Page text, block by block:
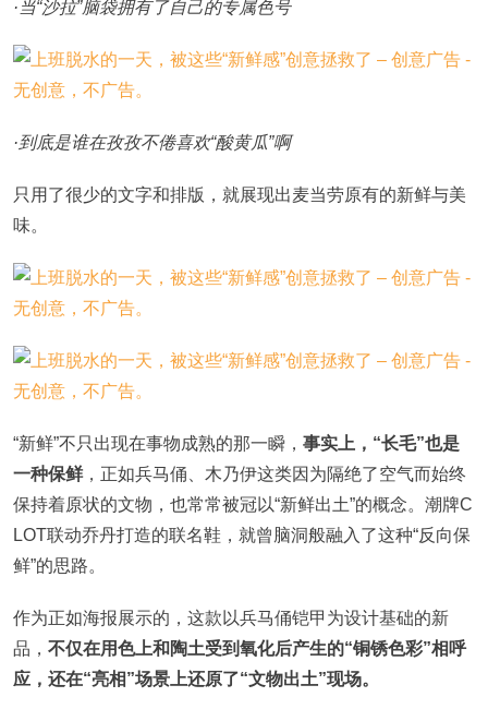
·当“沙拉”脑袋拥有了自己的专属色号
·到底是谁在孜孜不倦喜欢“酸黄瓜”啊
只用了很少的文字和排版，就展现出麦当劳原有的新鲜与美
味。
“新鲜”不只出现在事物成熟的那一瞬， 事实上，“长毛”也是
一种保鲜，正如兵马俑、木乃伊这类因为隔绝了空气而始终
保持着原状的文物，也常常被冠以“新鲜出土”的概念。潮牌C
LOT联动乔丹打造的联名鞋，就曾脑洞般融入了这种“反向保
鲜”的思路。
作为正如海报展示的，这款以兵马俑铠甲为设计基础的新
品， 不仅在用色上和陶土受到氧化后产生的“铜锈色彩”相呼
应，还在“亮相”场景上还原了“文物出土”现场。